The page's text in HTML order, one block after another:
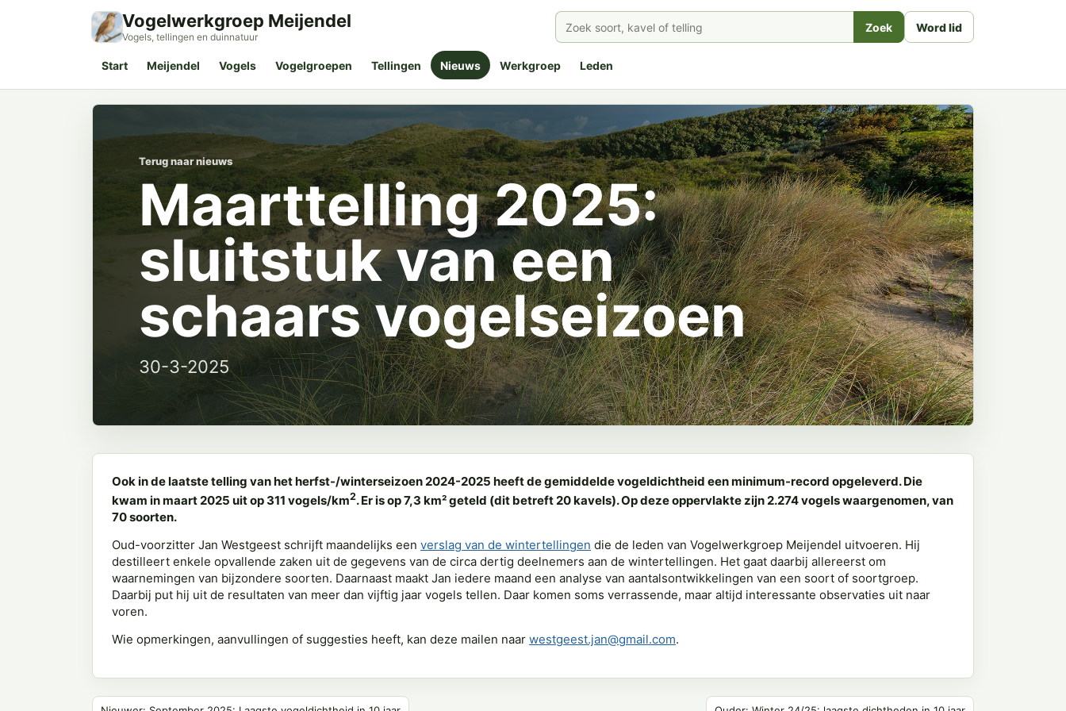
Vogelwerkgroep Meijendel
Vogels, tellingen en duinnatuur
Zoek Word lid
Start Meijendel Vogels Vogelgroepen Tellingen Nieuws Werkgroep Leden
Terug naar nieuws
Maarttelling 2025:
sluitstuk van een
schaars vogelseizoen
30-3-2025
Ook in de laatste telling van het herfst-/winterseizoen 2024-2025 heeft de gemiddelde vogeldichtheid een minimum-record opgeleverd. Die
kwam in maart 2025 uit op 311 vogels/km2. Er is op 7,3 km² geteld (dit betreft 20 kavels). Op deze oppervlakte zijn 2.274 vogels waargenomen, van
70 soorten.
Oud-voorzitter Jan Westgeest schrijft maandelijks een verslag van de wintertellingen die de leden van Vogelwerkgroep Meijendel uitvoeren. Hij
destilleert enkele opvallende zaken uit de gegevens van de circa dertig deelnemers aan de wintertellingen. Het gaat daarbij allereerst om
waarnemingen van bijzondere soorten. Daarnaast maakt Jan iedere maand een analyse van aantalsontwikkelingen van een soort of soortgroep.
Daarbij put hij uit de resultaten van meer dan vijftig jaar vogels tellen. Daar komen soms verrassende, maar altijd interessante observaties uit naar
voren.
Wie opmerkingen, aanvullingen of suggesties heeft, kan deze mailen naar westgeest.jan@gmail.com.